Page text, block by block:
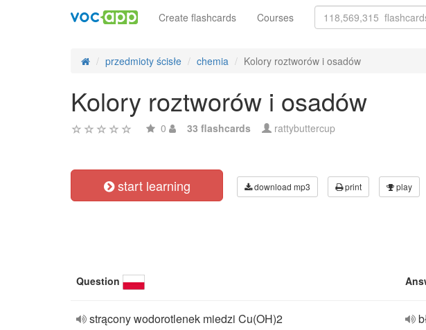
Create flashcards Courses
przedmioty ścisłe chemia Kolory roztworów i osadów
Kolory roztworów i osadów
0 33 flashcards rattybuttercup
start learning download mp3 print play
Question
strącony wodorotlenek miedzi Cu(OH)2